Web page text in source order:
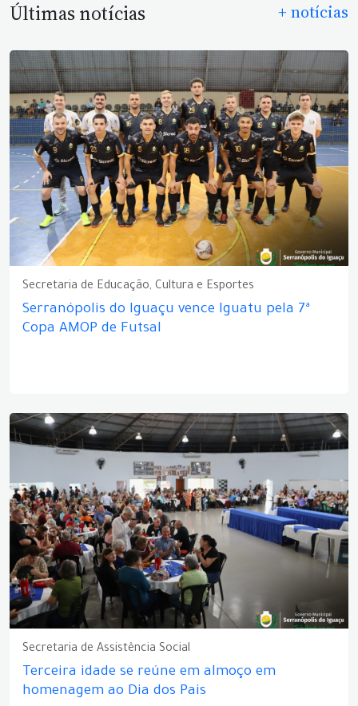
Últimas notícias + notícias
Secretaria de Educação, Cultura e Esportes
Serranópolis do Iguaçu vence Iguatu pela 7ª
Copa AMOP de Futsal
Secretaria de Assistência Social
Terceira idade se reúne em almoço em
homenagem ao Dia dos Pais